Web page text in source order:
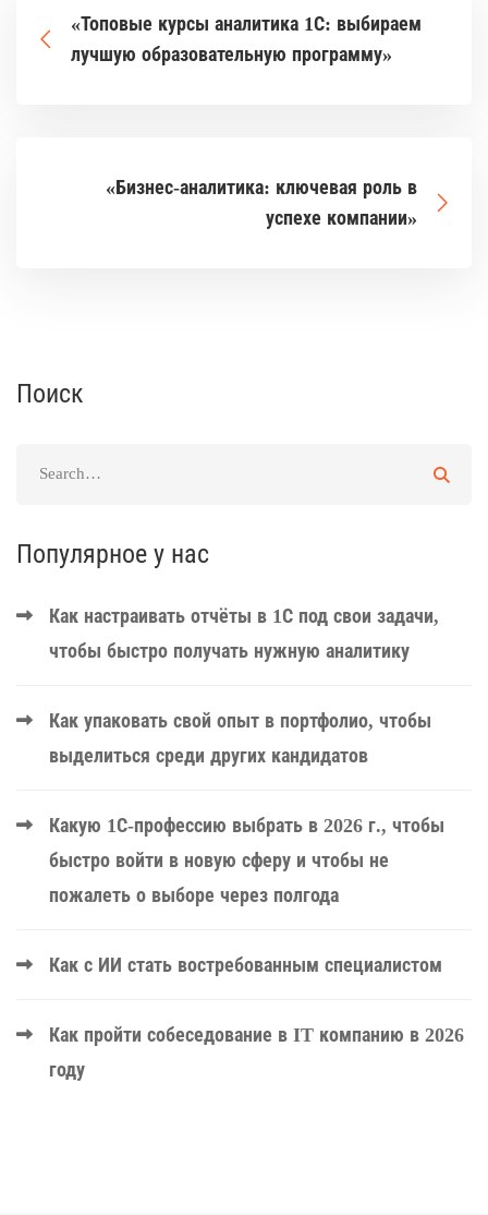
«Топовые курсы аналитика 1С: выбираем
лучшую образовательную программу»
«Бизнес-аналитика: ключевая роль в
успехе компании»
Поиск
Популярное у нас
Как настраивать отчёты в 1С под свои задачи,
чтобы быстро получать нужную аналитику
Как упаковать свой опыт в портфолио, чтобы
выделиться среди других кандидатов
Какую 1С-профессию выбрать в 2026 г., чтобы
быстро войти в новую сферу и чтобы не
пожалеть о выборе через полгода
Как с ИИ стать востребованным специалистом
Как пройти собеседование в IT компанию в 2026
году